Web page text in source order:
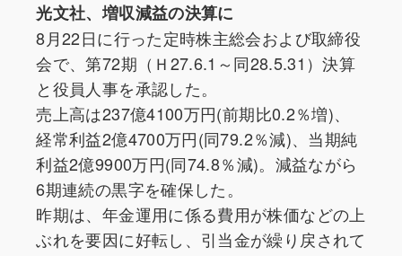
光文社、増収減益の決算に
8月22日に行った定時株主総会および取締役
会で、第72期（Ｈ27.6.1～同28.5.31）決算
と役員人事を承認した。
売上高は237億4100万円(前期比0.2％増)、
経常利益2億4700万円(同79.2％減)、当期純
利益2億9900万円(同74.8％減)。減益ながら
6期連続の黒字を確保した。
昨期は、年金運用に係る費用が株価などの上
ぶれを要因に好転し、引当金が繰り戻されて